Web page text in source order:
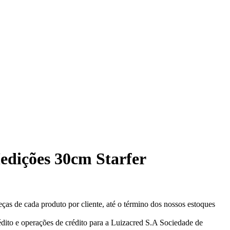
30cm Starfer
de cada produto por cliente, até o término dos nossos estoques
e operações de crédito para a Luizacred S.A Sociedade de